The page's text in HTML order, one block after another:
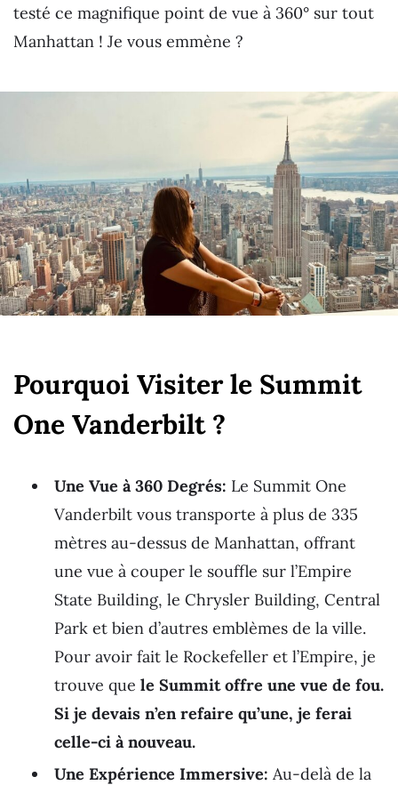
testé ce magnifique point de vue à 360° sur tout
Manhattan ! Je vous emmène ?
Pourquoi Visiter le Summit
One Vanderbilt ?
Une Vue à 360 Degrés: Le Summit One
Vanderbilt vous transporte à plus de 335
mètres au-dessus de Manhattan, offrant
une vue à couper le souffle sur l’Empire
State Building, le Chrysler Building, Central
Park et bien d’autres emblèmes de la ville.
Pour avoir fait le Rockefeller et l’Empire, je
trouve que le Summit offre une vue de fou.
Si je devais n’en refaire qu’une, je ferai
celle-ci à nouveau.
Une Expérience Immersive: Au-delà de la